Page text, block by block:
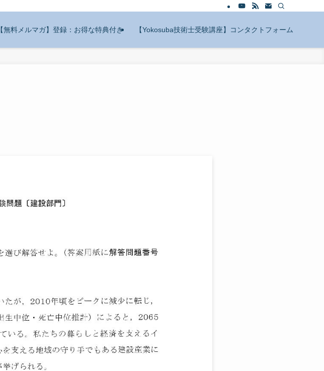
【無料メルマガ】登録：お得な特典付き 【Yokosuba技術士受験講座】コンタクトフォーム